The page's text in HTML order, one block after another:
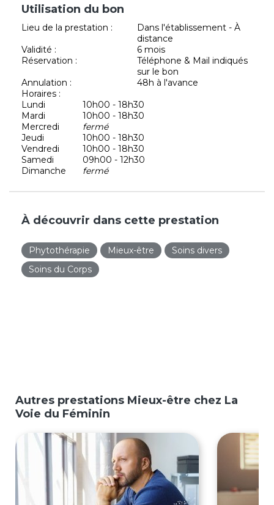
Utilisation du bon
Lieu de la prestation :
Dans l'établissement - À
distance
Validité :
6 mois
Réservation :
Téléphone & Mail indiqués
sur le bon
Annulation :
48h à l'avance
Horaires :
Lundi
10h00 - 18h30
Mardi
10h00 - 18h30
Mercredi
fermé
Jeudi
10h00 - 18h30
Vendredi
10h00 - 18h30
Samedi
09h00 - 12h30
Dimanche
fermé
À découvrir dans cette prestation
Phytothérapie Mieux-être
Soins divers
Soins du Corps
Autres prestations Mieux-être chez La
Voie du Féminin